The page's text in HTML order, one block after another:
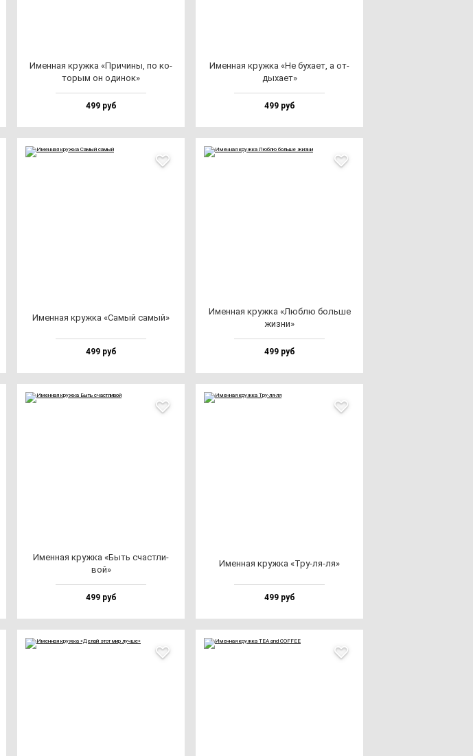
Имен­ная круж­ка «При­чи­ны, по ко­
то­рым он оди­нок»
499 руб
Имен­ная круж­ка «Не бу­ха­ет, а от­
ды­ха­ет»
499 руб
Имен­ная круж­ка «Самый са­мый»
499 руб
Имен­ная круж­ка «Люб­лю боль­ше
жиз­ни»
499 руб
Имен­ная круж­ка «Быть счас­тли­
вой»
499 руб
Имен­ная круж­ка «Тру-ля-ля»
499 руб